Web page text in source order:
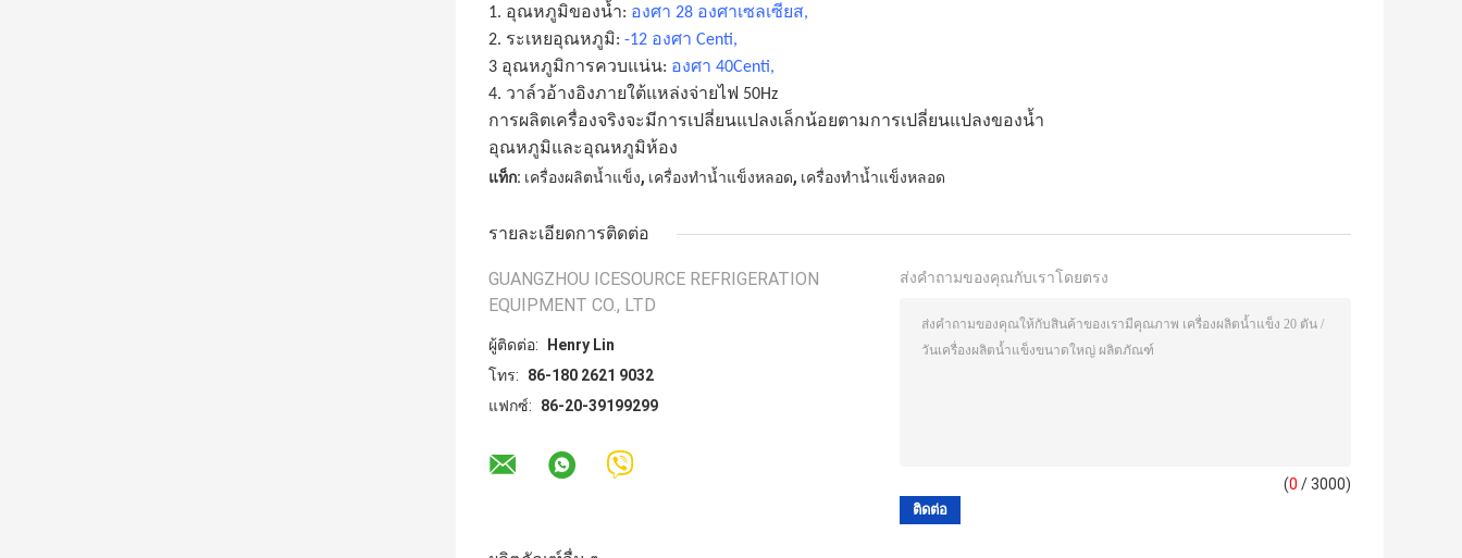
1. อุณหภูมิของน้ำ: องศา 28 องศาเซลเซียส,
2. ระเหยอุณหภูมิ: -12 องศา Centi,
3 อุณหภูมิการควบแน่น: องศา 40Centi,
4. วาล์วอ้างอิงภายใต้แหล่งจ่ายไฟ 50Hz
การผลิตเครื่องจริงจะมีการเปลี่ยนแปลงเล็กน้อยตามการเปลี่ยนแปลงของน้ำ
อุณหภูมิและอุณหภูมิห้อง
แท็ก: เครื่องผลิตน้ำแข็ง, เครื่องทำน้ำแข็งหลอด, เครื่องทำน้ำแข็งหลอด
รายละเอียดการติดต่อ
GUANGZHOU ICESOURCE REFRIGERATION
EQUIPMENT CO., LTD
ผู้ติดต่อ:
Henry Lin
โทร:
86-180 2621 9032
แฟกซ์:
86-20-39199299
ส่งคำถามของคุณกับเราโดยตรง
(0 / 3000)